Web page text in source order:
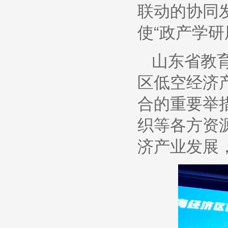
联动的协同
使“政产学
山东省教
区低空经济
合的重要举
织等各方资
济产业发展